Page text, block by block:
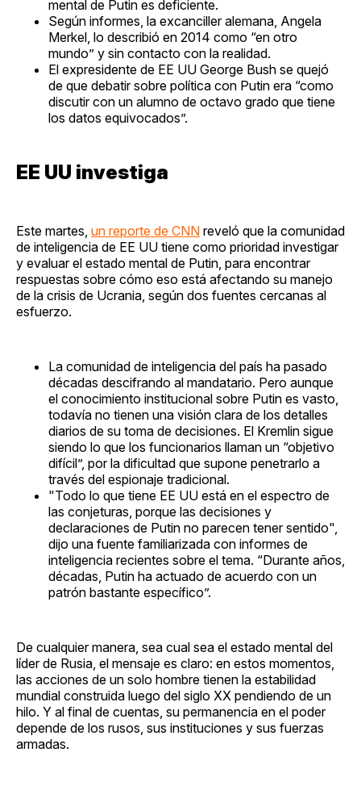
mental de Putin es deficiente.
Según informes, la excanciller alemana, Angela
Merkel, lo describió en 2014 como “en otro
mundo” y sin contacto con la realidad.
El expresidente de EE UU George Bush se quejó
de que debatir sobre política con Putin era “como
discutir con un alumno de octavo grado que tiene
los datos equivocados”.
EE UU investiga
Este martes, un reporte de CNN reveló que la comunidad
de inteligencia de EE UU tiene como prioridad investigar
y evaluar el estado mental de Putin, para encontrar
respuestas sobre cómo eso está afectando su manejo
de la crisis de Ucrania, según dos fuentes cercanas al
esfuerzo.
La comunidad de inteligencia del país ha pasado
décadas descifrando al mandatario. Pero aunque
el conocimiento institucional sobre Putin es vasto,
todavía no tienen una visión clara de los detalles
diarios de su toma de decisiones. El Kremlin sigue
siendo lo que los funcionarios llaman un “objetivo
difícil”, por la dificultad que supone penetrarlo a
través del espionaje tradicional.
"Todo lo que tiene EE UU está en el espectro de
las conjeturas, porque las decisiones y
declaraciones de Putin no parecen tener sentido",
dijo una fuente familiarizada con informes de
inteligencia recientes sobre el tema. “Durante años,
décadas, Putin ha actuado de acuerdo con un
patrón bastante específico”.
De cualquier manera, sea cual sea el estado mental del
líder de Rusia, el mensaje es claro: en estos momentos,
las acciones de un solo hombre tienen la estabilidad
mundial construida luego del siglo XX pendiendo de un
hilo. Y al final de cuentas, su permanencia en el poder
depende de los rusos, sus instituciones y sus fuerzas
armadas.